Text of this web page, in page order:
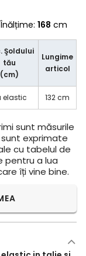
168 cm
Şoldului
tău
(cm)
Lungime
articol
elastic 132 cm
sunt măsurile
exprimate
cu tabelul de
pentru a lua
îți vine bine.